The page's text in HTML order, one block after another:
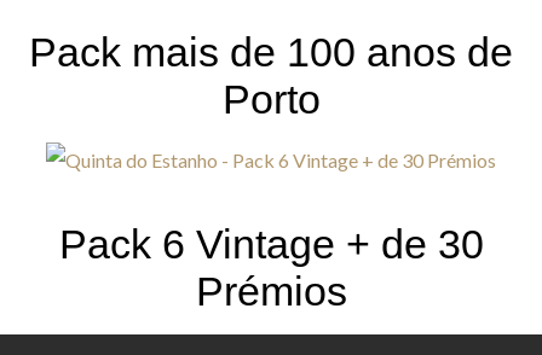
Pack mais de 100 anos de
Porto
Pack 6 Vintage + de 30
Prémios